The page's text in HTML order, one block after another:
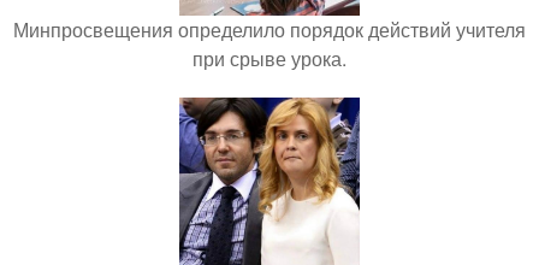
Минпросвещения определило порядок действий учителя
при срыве урока.